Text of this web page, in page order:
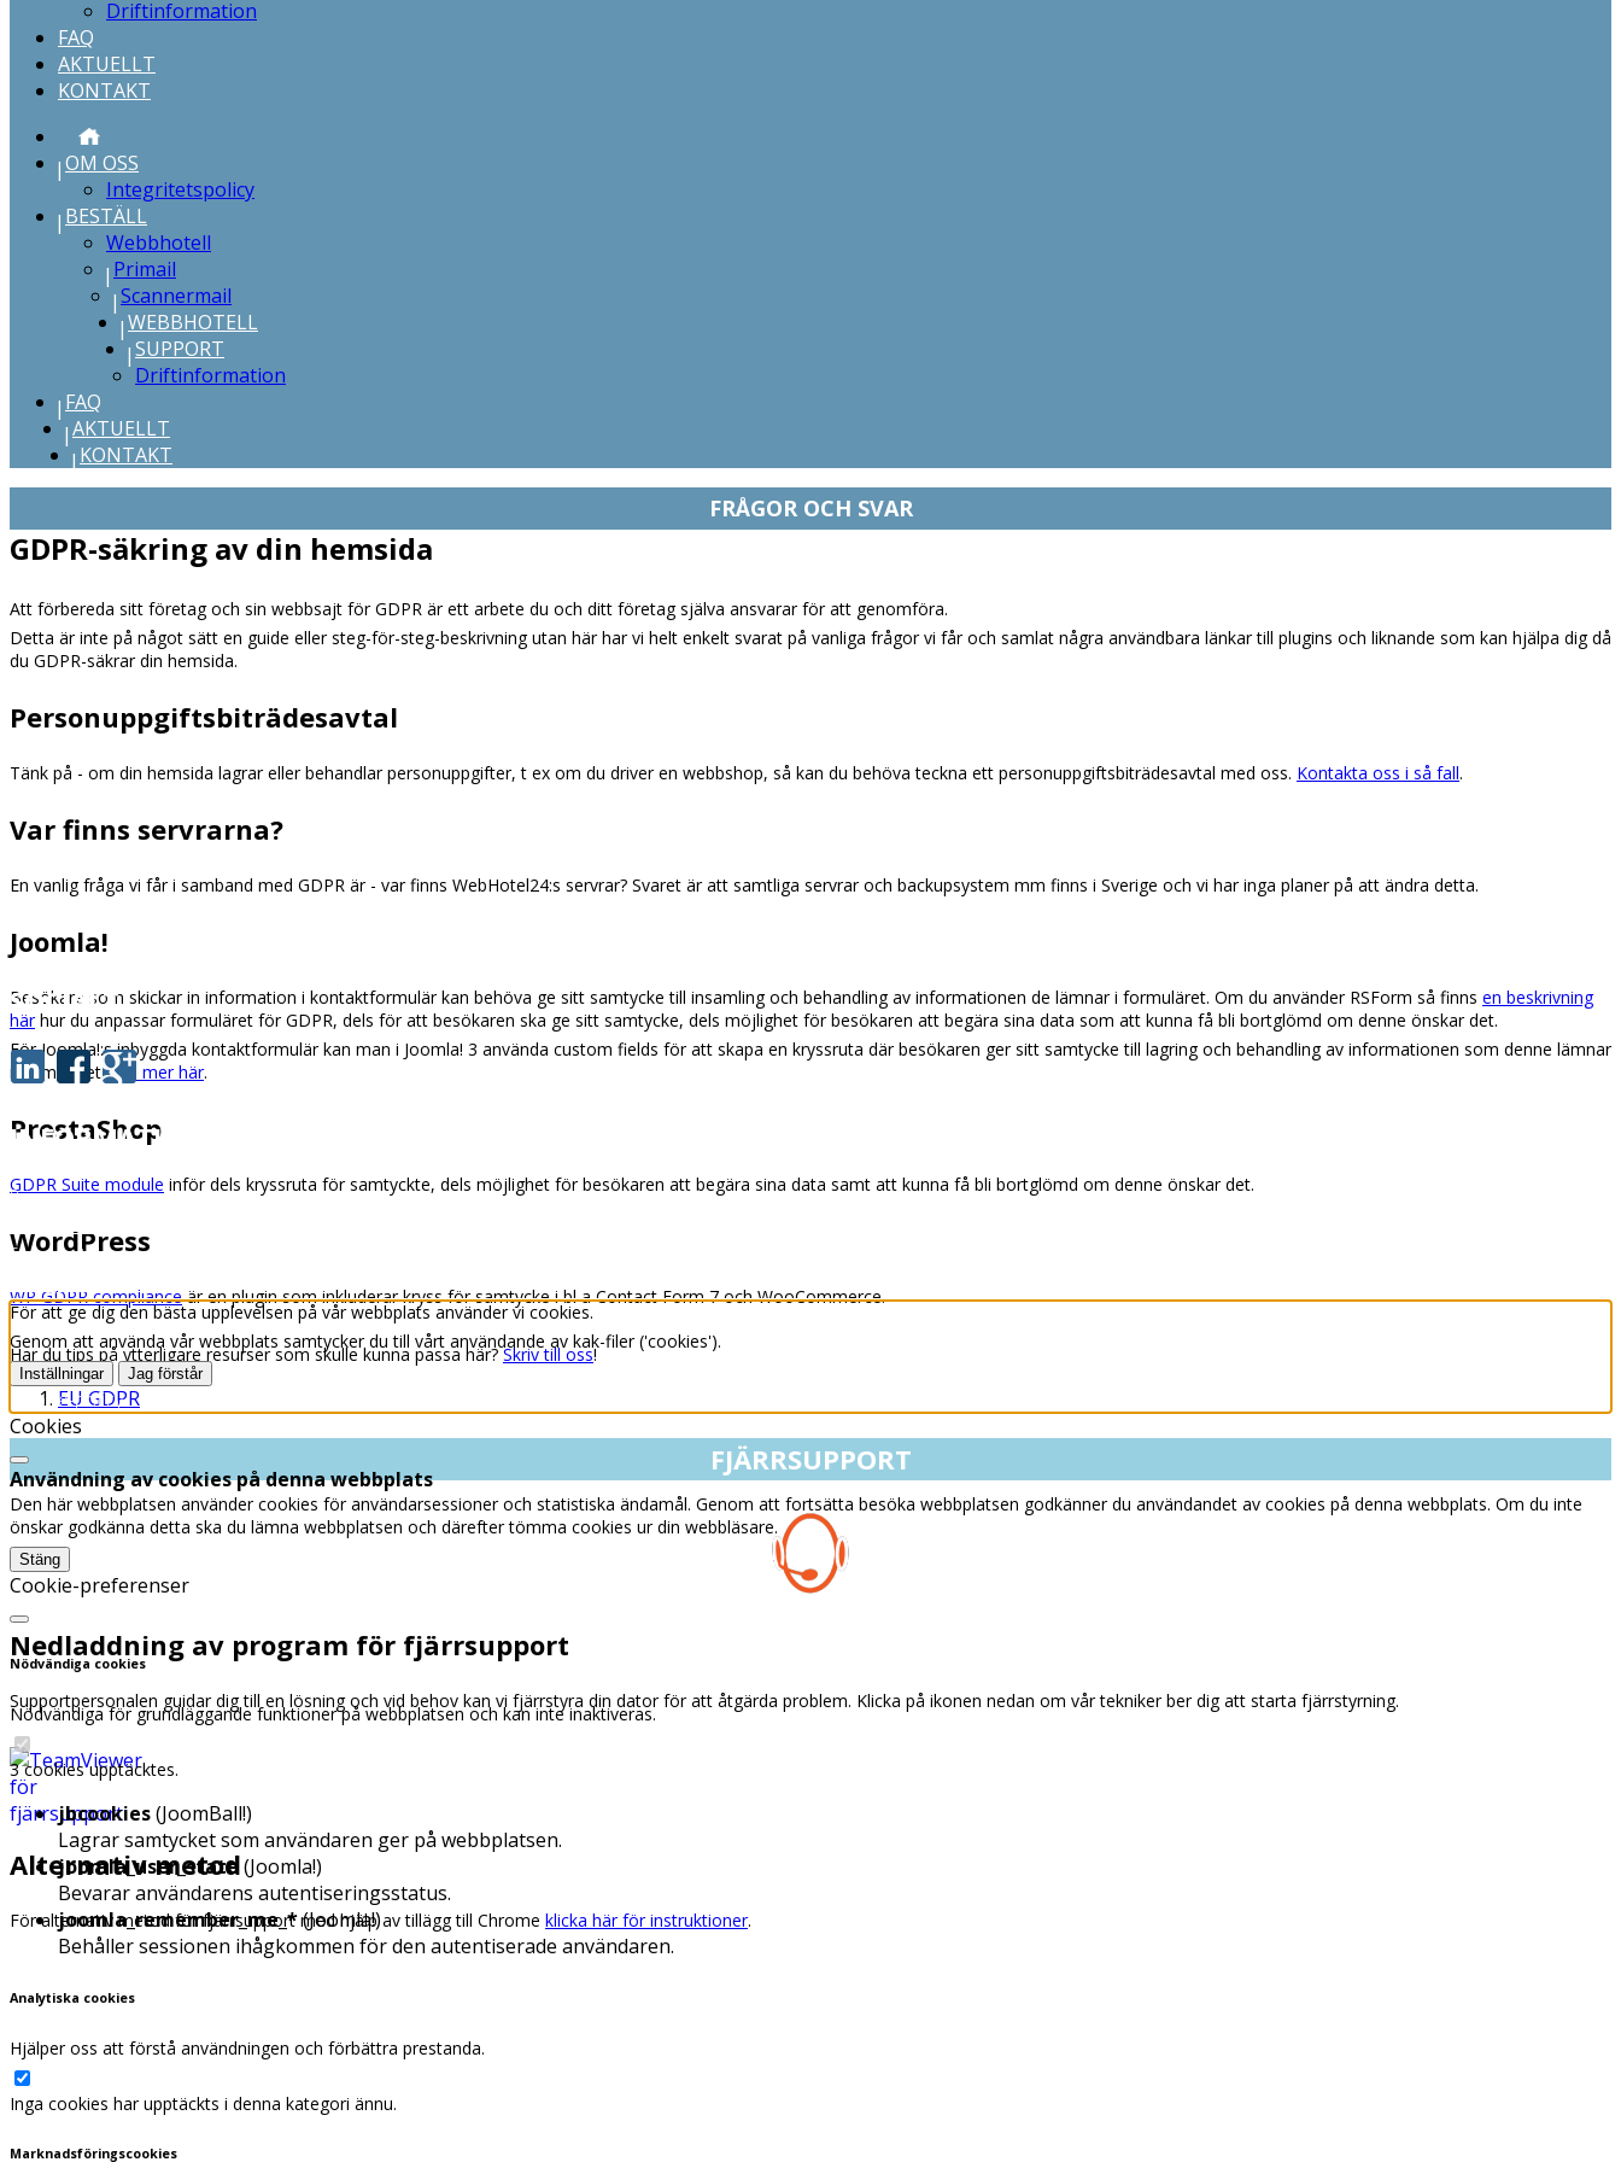
Driftinformation
FAQ
AKTUELLT
KONTAKT
START
OM OSS
Integritetspolicy
BESTÄLL
Webbhotell
Primail
Scannermail
WEBBHOTELL
SUPPORT
Driftinformation
FAQ
AKTUELLT
KONTAKT
FRÅGOR OCH SVAR
GDPR-säkring av din hemsida
Att förbereda sitt företag och sin webbsajt för GDPR är ett arbete du och ditt företag själva ansvarar för att genomföra.
Detta är inte på något sätt en guide eller steg-för-steg-beskrivning utan här har vi helt enkelt svarat på vanliga frågor vi får och samlat några användbara länkar till plugins och liknande som kan hjälpa dig då
du GDPR-säkrar din hemsida.
Personuppgiftsbiträdesavtal
Tänk på - om din hemsida lagrar eller behandlar personuppgifter, t ex om du driver en webbshop, så kan du behöva teckna ett personuppgiftsbiträdesavtal med oss. Kontakta oss i så fall.
Var finns servrarna?
En vanlig fråga vi får i samband med GDPR är - var finns WebHotel24:s servrar? Svaret är att samtliga servrar och backupsystem mm finns i Sverige och vi har inga planer på att ändra detta.
Joomla!
Besökare som skickar in information i kontaktformulär kan behöva ge sitt samtycke till insamling och behandling av informationen de lämnar i formuläret. Om du använder RSForm så finns en beskrivning
härhur du anpassar formuläret för GDPR, dels för att besökaren ska ge sitt samtycke, dels möjlighet för besökaren att begära sina data som att kunna få bli bortglömd om denne önskar det.
För Joomla!:s inbyggda kontaktformulär kan man i Joomla! 3 använda custom fields för att skapa en kryssruta där besökaren ger sitt samtycke till lagring och behandling av informationen som denne lämnar
i formuläret.Läs mer här.
PrestaShop
GDPR Suite module inför dels kryssruta för samtyckte, dels möjlighet för besökaren att begära sina data samt att kunna få bli bortglömd om denne önskar det.
WordPress
WP GDPR complianceär en plugin som inkluderar kryss för samtycke i bl a Contact Form 7 och WooCommerce.
Har du tips på ytterligare resurser som skulle kunna passa här?Skriv till oss!
EU GDPR
FJÄRRSUPPORT
Nedladdning av program för fjärrsupport
Supportpersonalen guidar dig till en lösning och vid behov kan vi fjärrstyra din dator för att åtgärda problem. Klicka på ikonen nedan om vår tekniker ber dig att starta fjärrstyrning.
Fjärrsupport
Alternativ metod
För alternativ metod för fjärrsupport med hjälp av tillägg till Chrome klicka här för instruktioner.
SOCIALT
INFORMATION
Priser
Samarbetspartners
För att ge dig den bästa upplevelsen på vår webbplats använder vi cookies.
Genom att använda vår webbplats samtycker du till vårt användande av kak-filer ('cookies').
Inställningar Jag förstår
Cookie-policy
Cookies
Användning av cookies på denna webbplats
Den här webbplatsen använder cookies för användarsessioner och statistiska ändamål. Genom att fortsätta besöka webbplatsen godkänner du användandet av cookies på denna webbplats. Om du inte
önskar godkänna detta ska du lämna webbplatsen och därefter tömma cookies ur din webbläsare.
Stäng
Cookie-preferenser
Nödvändiga cookies
Nödvändiga för grundläggande funktioner på webbplatsen och kan inte inaktiveras.
3 cookies upptäcktes.
jbcookies(JoomBall!)
Lagrar samtycket som användaren ger på webbplatsen.
joomla_user_state (Joomla!)
Bevarar användarens autentiseringsstatus.
joomla_remember_me_*(Joomla!)
Behåller sessionen ihågkommen för den autentiserade användaren.
Analytiska cookies
Hjälper oss att förstå användningen och förbättra prestanda.
Inga cookies har upptäckts i denna kategori ännu.
Marknadsföringscookies